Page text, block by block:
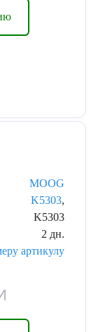
MOOG
K5303,
K5303
2 дн.
артикулу